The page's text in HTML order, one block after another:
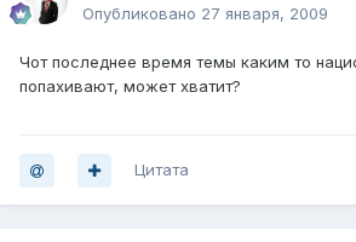
Опубликовано 27 января, 2009
Чот последнее время темы каким то
попахивают, может хватит?
Цитата